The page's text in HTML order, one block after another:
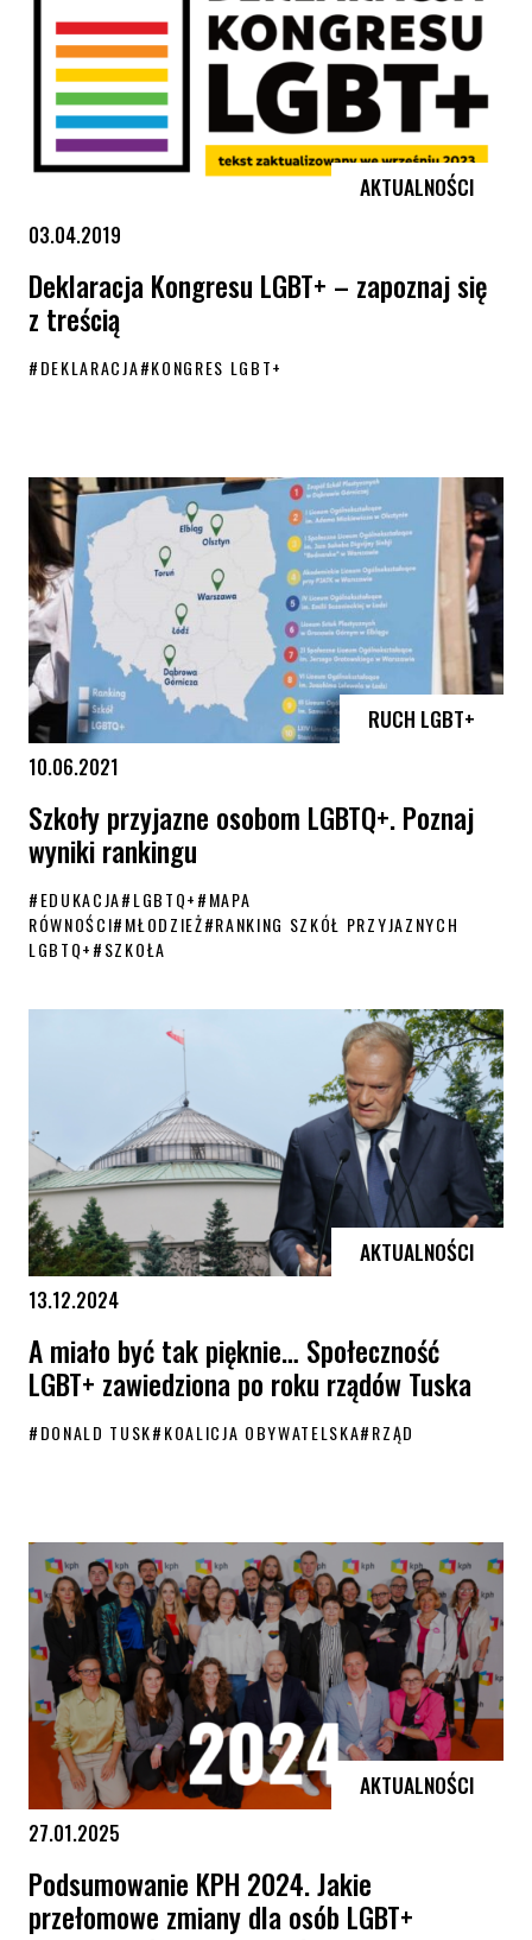
AKTUALNOŚCI
03.04.2019
Deklaracja Kongresu LGBT+ – zapoznaj się
z treścią
#DEKLARACJA#KONGRES LGBT+
RUCH LGBT+
10.06.2021
Szkoły przyjazne osobom LGBTQ+. Poznaj
wyniki rankingu
#EDUKACJA#LGBTQ+#MAPA
RÓWNOŚCI#MŁODZIEŻ#RANKING SZKÓŁ PRZYJAZNYCH
LGBTQ+#SZKOŁA
AKTUALNOŚCI
13.12.2024
A miało być tak pięknie… Społeczność
LGBT+ zawiedziona po roku rządów Tuska
#DONALD TUSK#KOALICJA OBYWATELSKA#RZĄD
AKTUALNOŚCI
27.01.2025
Podsumowanie KPH 2024. Jakie
przełomowe zmiany dla osób LGBT+